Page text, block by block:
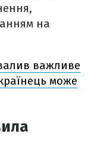
на
важливе
може